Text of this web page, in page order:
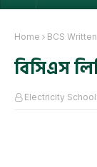
Home BCS Written
বিসিএস
Electricity School